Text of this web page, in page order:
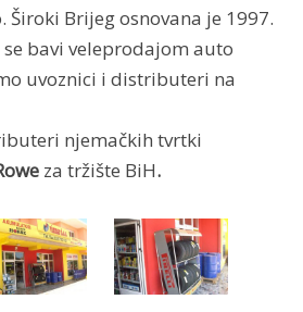
Široki Brijeg osnovana je 1997.
bavi veleprodajom auto
uvoznici i distributeri na
njemačkih tvrtki
za tržište BiH.